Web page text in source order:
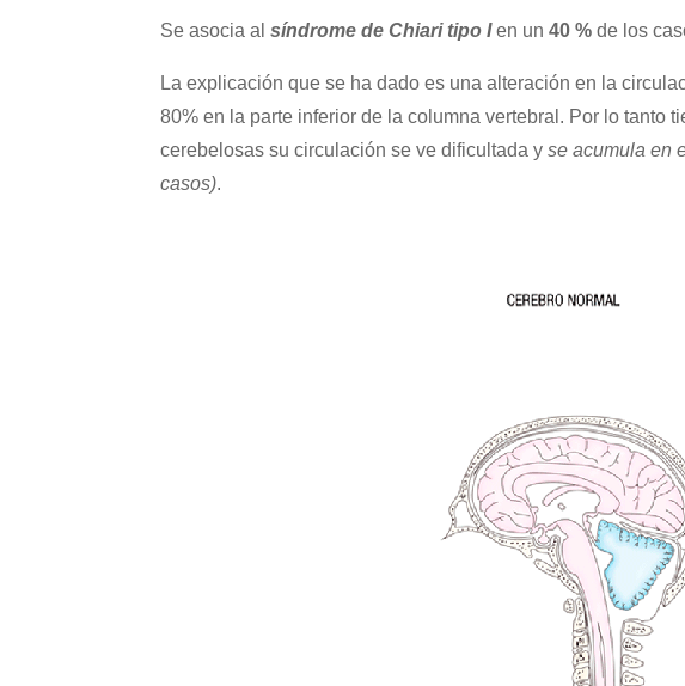
Se asocia alsíndrome de Chiari tipo Ien un40 % de los
La explicación que se ha dado es una alteración en la
80% en la parte inferior de la columna vertebral. Por lo tanto
cerebelosas su circulación se ve dificultada yse acumula en
casos).